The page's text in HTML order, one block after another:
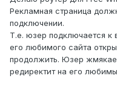
Рекламная страница
подключении.
Т.е. юзер подключается к
его любимого сайта
продолжить. Юзер
редиректит на его